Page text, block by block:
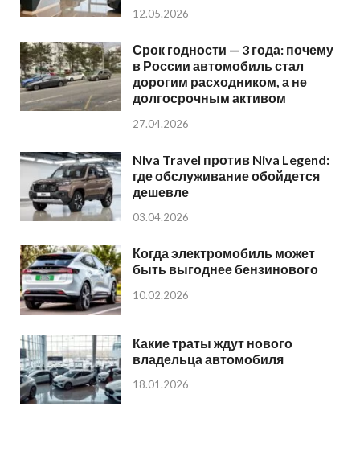
12.05.2026
Срок годности — 3 года: почему
в России автомобиль стал
дорогим расходником, а не
долгосрочным активом
27.04.2026
Niva Travel против Niva Legend:
где обслуживание обойдется
дешевле
03.04.2026
Когда электромобиль может
быть выгоднее бензинового
10.02.2026
Какие траты ждут нового
владельца автомобиля
18.01.2026